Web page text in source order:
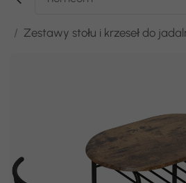
/ Zestawy stołu i krzeseł do